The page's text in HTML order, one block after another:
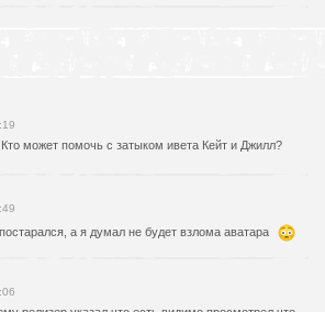
может помочь с затыком ивета Кейт и Джилл?
а я думал не будет взлома аватара